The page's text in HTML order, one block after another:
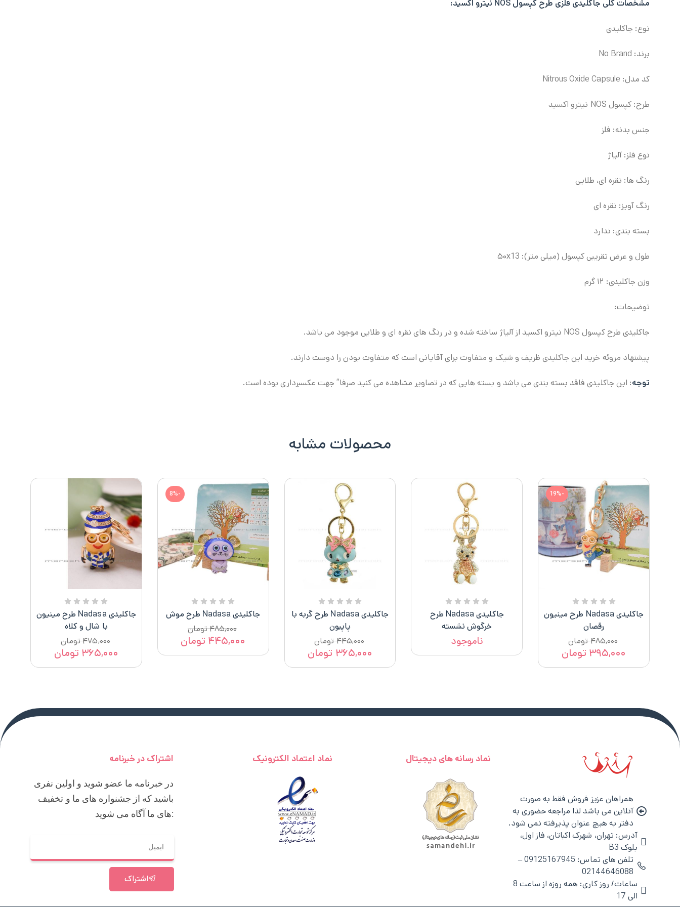
مشخصات کلی جاکلیدی فلزی طرح کپسول NOS نیترو اکسید:
نوع: جاکلیدی
برند: No Brand
کد مدل: Nitrous Oxide Capsule
طرح: کپسول NOS نیترو اکسید
جنس بدنه: فلز
نوع فلز: آلیاژ
رنگ ها: نقره ای، طلایی
رنگ آویز: نقره ای
بسته بندی: ندارد
طول و عرض تقریبی کپسول (میلی متر): ۵۰x13
وزن جاکلیدی: ۱۲ گرم
توضیحات:
جاکلیدی طرح کپسول NOS نیترو اکسید از آلیاژ ساخته شده و در رنگ های نقره ای و طلایی موجود می باشد.
پیشنهاد مروئه خرید این جاکلیدی ظریف و شیک و متفاوت برای آقایانی است که متفاوت بودن را دوست دارند.
توجه: این جاکلیدی فاقد بسته بندی می باشد و بسته هایی که در تصاویر مشاهده می کنید صرفا” جهت عکسبرداری بوده است.
محصولات مشابه
-19%
جاکلیدی Nadasa طرح مینیون
رقصان
۴۸۵,۰۰۰تومان
۳۹۵,۰۰۰ تومان
جاکلیدی Nadasa طرح
خرگوش نشسته
ناموجود
جاکلیدی Nadasa طرح گربه با
پاپبون
۴۴۵,۰۰۰تومان
۳۶۵,۰۰۰ تومان
-8%
جاکلیدی Nadasa طرح موش
۴۸۵,۰۰۰تومان
۴۴۵,۰۰۰ تومان
جاکلیدی Nadasa طرح مینیون
با شال و کلاه
۴۷۵,۰۰۰تومان
۳۶۵,۰۰۰ تومان
همراهان عزیز فروش فقط به صورت
آنلاین می باشد لذا مراجعه حضوری به
دفتر به هیچ عنوان پذیرفته نمی شود.
آدرس: تهران، شهرک اکباتان، فاز اول،
بلوک B3
تلفن های تماس: 09125167945 –
02144646088
ساعات/ روز کاری: همه روزه از ساعت 8
الی 17
نماد رسانه های دیجیتال نماد اعتماد الکترونیک اشتراک در خبرنامه
در خبرنامه ما عضو شوید و اولین نفری
باشید که از جشنواره های ما و تخفیف
های ما آگاه می شوید:
اشتراک